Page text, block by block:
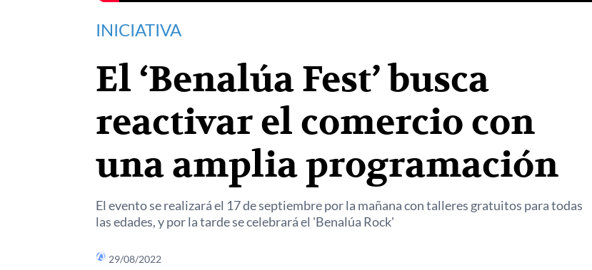
INICIATIVA
El ‘Benalúa Fest’ busca
reactivar el comercio con
una amplia programación
El evento se realizará el 17 de septiembre por la mañana con talleres gratuitos para todas
las edades, y por la tarde se celebrará el 'Benalúa Rock'
29/08/2022